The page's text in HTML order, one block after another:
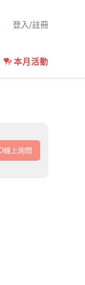
登入/註冊
本月活動
線上詢問